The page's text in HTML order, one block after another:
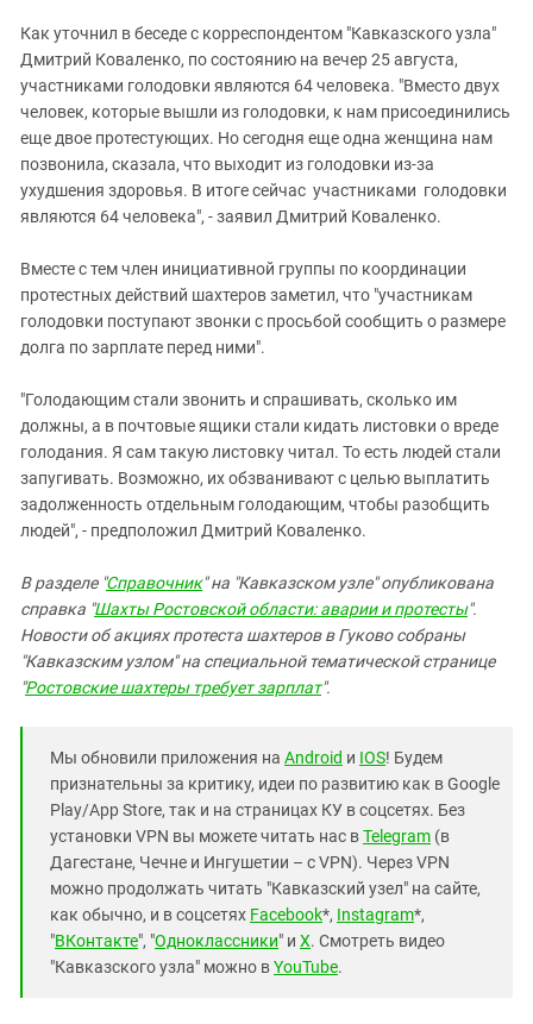
Как уточнил в беседе с корреспондентом "Кавказского узла"
Дмитрий Коваленко, по состоянию на вечер 25 августа,
участниками голодовки являются 64 человека. "Вместо двух
человек, которые вышли из голодовки, к нам присоединились
еще двое протестующих. Но сегодня еще одна женщина нам
позвонила, сказала, что выходит из голодовки из-за
ухудшения здоровья. В итоге сейчас участниками голодовки
являются 64 человека", - заявил Дмитрий Коваленко.
Вместе с тем член инициативной группы по координации
протестных действий шахтеров заметил, что "участникам
голодовки поступают звонки с просьбой сообщить о размере
долга по зарплате перед ними".
"Голодающим стали звонить и спрашивать, сколько им
должны, а в почтовые ящики стали кидать листовки о вреде
голодания. Я сам такую листовку читал. То есть людей стали
запугивать. Возможно, их обзванивают с целью выплатить
задолженность отдельным голодающим, чтобы разобщить
людей", - предположил Дмитрий Коваленко.
В разделе "Справочник" на "Кавказском узле" опубликована
справка "Шахты Ростовской области: аварии и протесты".
Новости об акциях протеста шахтеров в Гуково собраны
"Кавказским узлом" на специальной тематической странице
"Ростовские шахтеры требует зарплат".
Мы обновили приложения на Android и IOS! Будем
признательны за критику, идеи по развитию как в Google
Play/App Store, так и на страницах КУ в соцсетях. Без
установки VPN вы можете читать нас вTelegram (в
Дагестане, Чечне и Ингушетии – с VPN). Через VPN
можно продолжать читать "Кавказский узел" на сайте,
как обычно, и в соцсетях Facebook*, Instagram*,
"ВКонтакте", "Одноклассники" и X. Смотреть видео
"Кавказского узла" можно вYouTube.